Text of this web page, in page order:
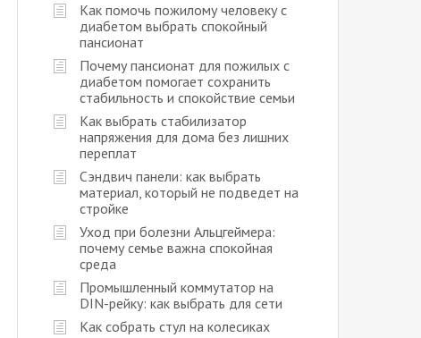
Как помочь пожилому человеку с
диабетом выбрать спокойный
пансионат
Почему пансионат для пожилых с
диабетом помогает сохранить
стабильность и спокойствие семьи
Как выбрать стабилизатор
напряжения для дома без лишних
переплат
Сэндвич панели: как выбрать
материал, который не подведет на
стройке
Уход при болезни Альцгеймера:
почему семье важна спокойная
среда
Промышленный коммутатор на
DIN-рейку: как выбрать для сети
Как собрать стул на колесиках